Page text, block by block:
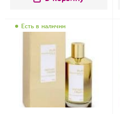
Есть в наличии